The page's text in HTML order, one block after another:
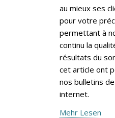
au mieux ses
pour votre
permettant à
continu la
résultats du
cet article ont
nos bulletins
internet.
Mehr Lesen